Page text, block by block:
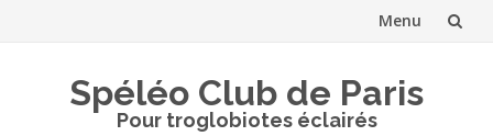
Menu
Spéléo Club de Paris
Pour troglobiotes éclairés